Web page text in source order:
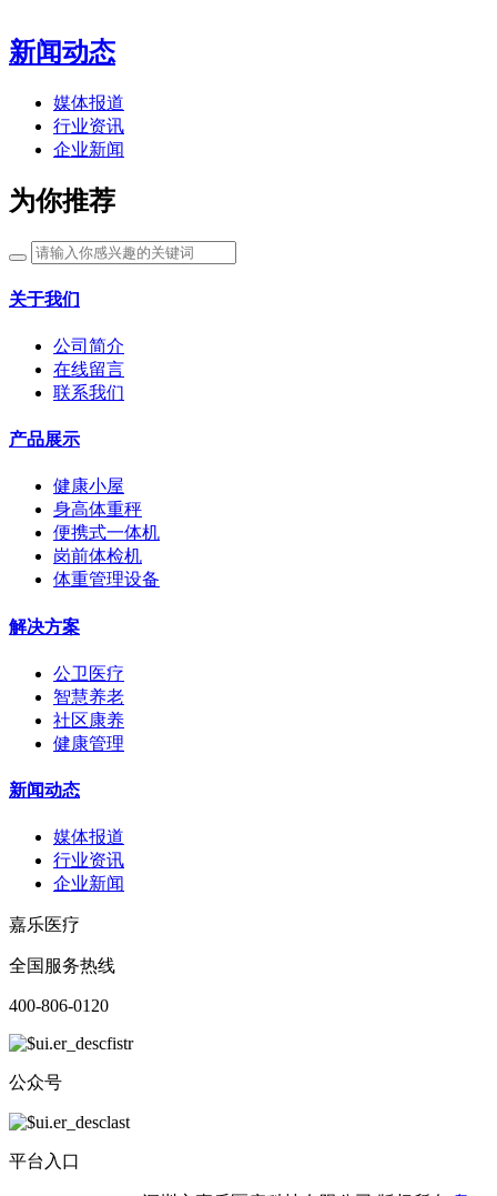
新闻动态
媒体报道
行业资讯
企业新闻
为你推荐
关于我们
公司简介
在线留言
联系我们
产品展示
健康小屋
身高体重秤
便携式一体机
岗前体检机
体重管理设备
解决方案
公卫医疗
智慧养老
社区康养
健康管理
新闻动态
媒体报道
行业资讯
企业新闻
嘉乐医疗
全国服务热线
400-806-0120
公众号
平台入口